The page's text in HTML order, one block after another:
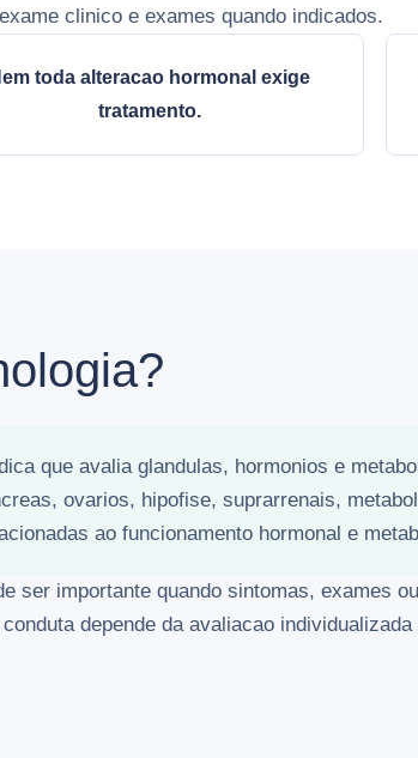
clinico e exames quando indicados.
toda alteracao hormonal exige
tratamento.
que avalia glandulas, hormonios e
ovarios, hipofise, suprarrenais,
ao funcionamento hormonal e
ser importante quando sintomas, exames
depende da avaliacao